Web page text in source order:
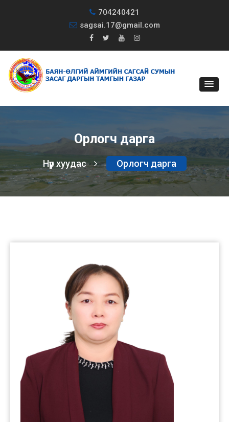
704240421
sagsai.17@gmail.com
Орлогч дарга
Нүүр хуудас Орлогч дарга